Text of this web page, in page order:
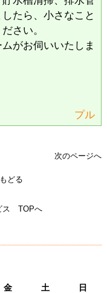
たら、小さなこと
さい。
がお伺いいたしま
プル
次のページへ
どる
ス TOPへ
金 土
日